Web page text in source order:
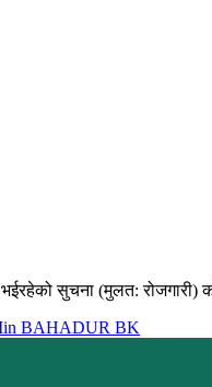
भईरहेको सुचना (मुलत:
BAHADUR BK